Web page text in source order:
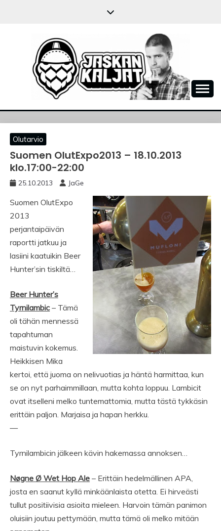
JASKANKALJAT
Olutarvio
Suomen OlutExpo2013 – 18.10.2013
klo.17:00-22:00
25.10.2013 JaGe
Suomen OlutExpo
2013
perjantaipäivän
raportti jatkuu ja
lasiini kaatuikin Beer
Hunter’sin tiskiltä…
Beer Hunter’s
Tyrnilambic – Tämä
oli tähän mennessä
tapahtuman
maistuvin kokemus.
Heikkisen Mika
kertoi, että juoma on nelivuotias ja häntä harmittaa, kun
se on nyt parhaimmillaan, mutta kohta loppuu. Lambicit
ovat itselleni melko tuntemattomia, mutta tästä tykkäsin
erittäin paljon. Marjaisa ja hapan herkku.
—
Tyrnilambicin jälkeen kävin hakemassa annoksen…
Nøgne Ø Wet Hop Ale – Erittäin hedelmällinen APA,
josta en saanut kyllä minkäänlaista otetta. Ei hirveästi
tullut positiivisia asioita mieleen. Harvoin tämän panimon
oluisiin joutuu pettymään, mutta tämä oli melko mitään